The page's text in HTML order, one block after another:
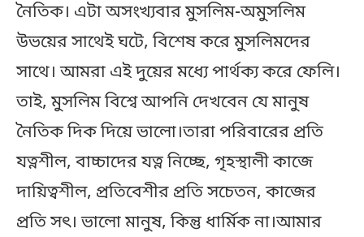
নৈতিক। এটা অসংখ্যবার মুসলিম-অমুসলিম
উভয়ের সাথেই ঘটে, বিশেষ করে মুসলিমদের
সাথে। আমরা এই দুয়ের মধ্যে পার্থক্য করে ফেলি।
তাই, মুসলিম বিশ্বে আপনি দেখবেন যে মানুষ
নৈতিক দিক দিয়ে ভালো।তারা পরিবারের প্রতি
যত্নশীল, বাচ্চাদের যত্ন নিচ্ছে, গৃহস্থালী কাজে
দায়িত্বশীল, প্রতিবেশীর প্রতি সচেতন, কাজের
প্রতি সৎ। ভালো মানুষ, কিন্তু ধার্মিক না।আমার